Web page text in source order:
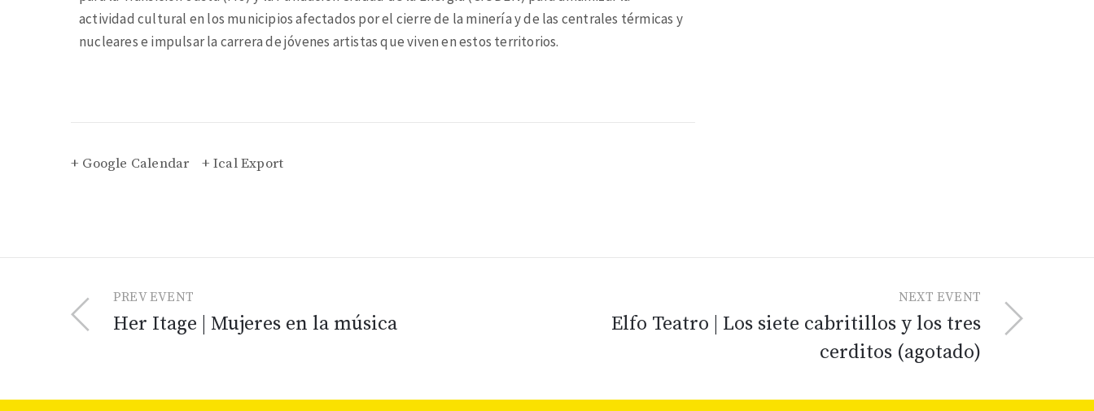
actividad cultural en los municipios afectados por el cierre de la minería y de las centrales térmicas y
nucleares e impulsar la carrera de jóvenes artistas que viven en estos territorios.
+ Google Calendar + Ical Export
PREV EVENT
Her Itage | Mujeres en la música
NEXT EVENT
Elfo Teatro | Los siete cabritillos y los tres
cerditos (agotado)